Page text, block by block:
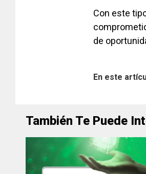
Con este
de
En este
También Te Puede